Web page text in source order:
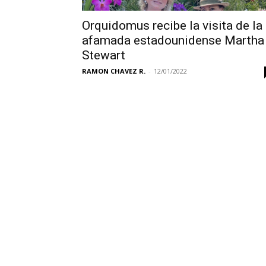
Orquidomus recibe la visita de la
afamada estadounidense Martha
Stewart
RAMON CHAVEZ R. - 12/01/2022